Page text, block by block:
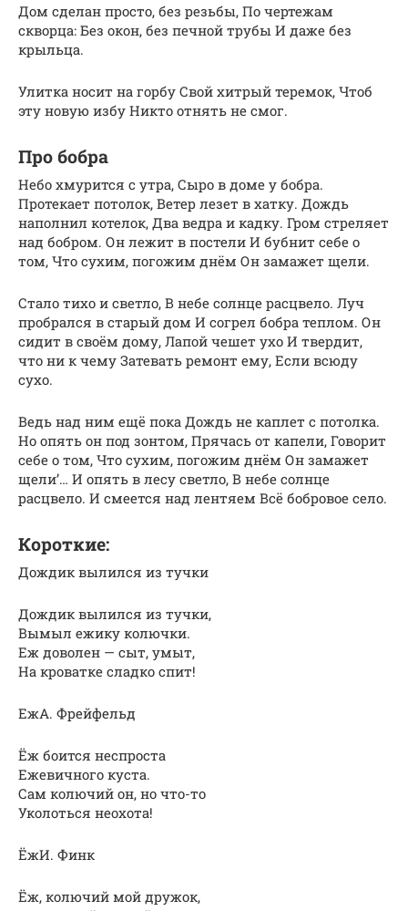
Дом сделан просто, без резьбы, По чертежам
скворца: Без окон, без печной трубы И даже без
крыльца.
Улитка носит на горбу Свой хитрый теремок, Чтоб
эту новую избу Никто отнять не смог.
Про бобра
Небо хмурится с утра, Сыро в доме у бобра.
Протекает потолок, Ветер лезет в хатку. Дождь
наполнил котелок, Два ведра и кадку. Гром стреляет
над бобром. Он лежит в постели И бубнит себе о
том, Что сухим, погожим днём Он замажет щели.
Стало тихо и светло, В небе солнце расцвело. Луч
пробрался в старый дом И согрел бобра теплом. Он
сидит в своём дому, Лапой чешет ухо И твердит,
что ни к чему Затевать ремонт ему, Если всюду
сухо.
Ведь над ним ещё пока Дождь не каплет с потолка.
Но опять он под зонтом, Прячась от капели, Говорит
себе о том, Что сухим, погожим днём Он замажет
щели’… И опять в лесу светло, В небе солнце
расцвело. И смеется над лентяем Всё бобровое село.
Короткие:
Дождик вылился из тучки
Дождик вылился из тучки,
Вымыл ежику колючки.
Еж доволен — сыт, умыт,
На кроватке сладко спит!
ЕжА. Фрейфельд
Ёж боится неспроста
Ежевичного куста.
Сам колючий он, но что-то
Уколоться неохота!
ЁжИ. Финк
Ёж, колючий мой дружок,